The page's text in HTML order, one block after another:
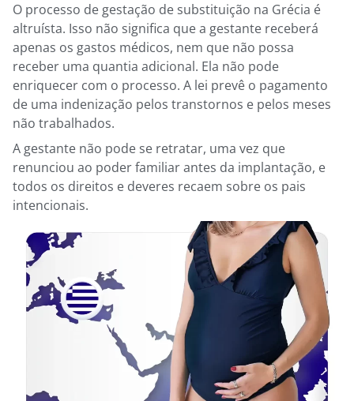
O processo de gestação de substituição na Grécia é
altruísta. Isso não significa que a gestante receberá
apenas os gastos médicos, nem que não possa
receber uma quantia adicional. Ela não pode
enriquecer com o processo. A lei prevê o pagamento
de uma indenização pelos transtornos e pelos meses
não trabalhados.
A gestante não pode se retratar, uma vez que
renunciou ao poder familiar antes da implantação, e
todos os direitos e deveres recaem sobre os pais
intencionais.